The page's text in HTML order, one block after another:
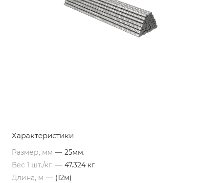
Характеристики
Размер, мм — 25мм.
Вес 1 шт./кг. — 47.324 кг
Длина, м — (12м)